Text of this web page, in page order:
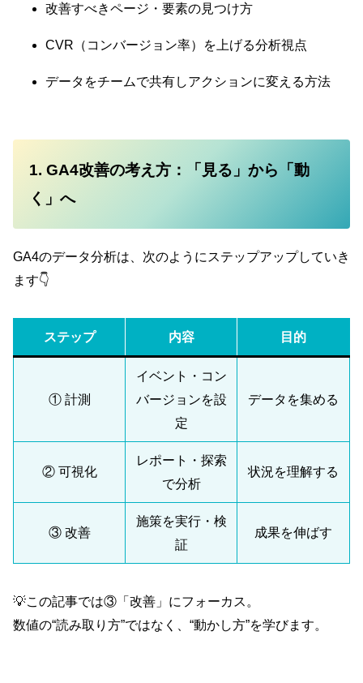
改善すべきページ・要素の見つけ方
CVR（コンバージョン率）を上げる分析視点
データをチームで共有しアクションに変える方法
1. GA4改善の考え方：「見る」から「動
く」へ
GA4のデータ分析は、次のようにステップアップしていき
ます👇
ステップ 内容 目的
① 計測
イベント・コン
バージョンを設
定
データを集める
② 可視化
レポート・探索
で分析
状況を理解する
③ 改善
施策を実行・検
証
成果を伸ばす
💡この記事では③「改善」にフォーカス。
数値の“読み取り方”ではなく、“動かし方”を学びます。